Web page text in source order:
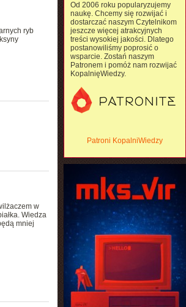
ryb
w
Wiedza
mniej
Od 2006 roku popularyzujemy
naukę. Chcemy się rozwijać i
dostarczać naszym Czytelnikom
jeszcze więcej atrakcyjnych
treści wysokiej jakości. Dlatego
postanowiliśmy poprosić o
wsparcie. Zostań naszym
Patronem i pomóż nam rozwijać
KopalnięWiedzy.
Patroni KopalniWiedzy